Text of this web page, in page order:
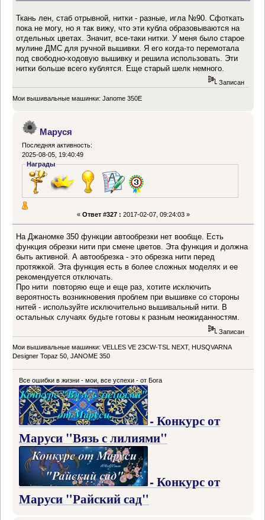
Ткань лен, стаб отрывной, нитки - разные, игла №90. Сфоткать
пока не могу, но я так вижу, что эти кубла образовываются на
отдельных цветах. Значит, все-таки нитки. У меня было старое
мулине ДМС для ручной вышивки. Я его когда-то перемотала
под свободно-ходовую вышивку и решила использовать. Эти
нитки больше всего кублятся. Еще старый шелк немного.
Записан
Мои вышивальные машинки: Janome 350E
Маруся
Последняя активность:
2025-08-05, 19:40:49
Награды
« Ответ #327 : 2017-02-07, 09:24:03 »
На Джаномке 350 функции автообрезки нет вообще. Есть
функция обрезки нити при смене цветов. Эта функция и должна
быть активной. А автообрезка - это обрезка нити перед
протяжкой. Эта функция есть в более сложных моделях и ее
рекомендуется отключать.
Про нити повторяю еще и еще раз, хотите исключить
вероятность возникновения проблем при вышивке со стороны
нитей - используйте исключительно вышивальный нити. В
остальных случаях будьте готовы к разным неожиданностям.
Записан
Мои вышивальные машинки: VELLES VE 23CW-TSL NEXT, HUSQVARNA
Designer Topaz 50, JANOME 350
Все ошибки в жизни - мои, все успехи - от Бога
- Конкурс от
Маруси "Вязь с лилиями"
- Конкурс от
Маруси "Райский сад"